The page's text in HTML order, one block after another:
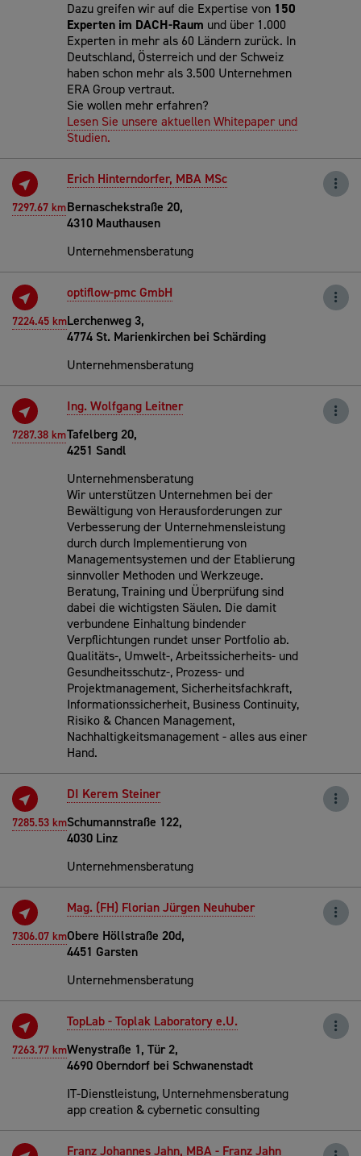
Dazu greifen wir auf die Expertise von 150
Experten im DACH-Raum und über 1.000
Experten in mehr als 60 Ländern zurück. In
Deutschland, Österreich und der Schweiz
haben schon mehr als 3.500 Unternehmen
ERA Group vertraut.
Sie wollen mehr erfahren?
Lesen Sie unsere aktuellen Whitepaper und
Studien.
7297.67 km
Erich Hinterndorfer, MBA MSc
Bernaschekstraße 20,
4310 Mauthausen
Unternehmensberatung
7224.45 km
optiflow-pmc GmbH
Lerchenweg 3,
4774 St. Marienkirchen bei Schärding
Unternehmensberatung
7287.38 km
Ing. Wolfgang Leitner
Tafelberg 20,
4251 Sandl
Unternehmensberatung
Wir unterstützen Unternehmen bei der
Bewältigung von Herausforderungen zur
Verbesserung der Unternehmensleistung
durch durch Implementierung von
Managementsystemen und der Etablierung
sinnvoller Methoden und Werkzeuge.
Beratung, Training und Überprüfung sind
dabei die wichtigsten Säulen. Die damit
verbundene Einhaltung bindender
Verpflichtungen rundet unser Portfolio ab.
Qualitäts-, Umwelt-, Arbeitssicherheits- und
Gesundheitsschutz-, Prozess- und
Projektmanagement, Sicherheitsfachkraft,
Informationssicherheit, Business Continuity,
Risiko & Chancen Management,
Nachhaltigkeitsmanagement - alles aus einer
Hand.
7285.53 km
DI Kerem Steiner
Schumannstraße 122,
4030 Linz
Unternehmensberatung
7306.07 km
Mag. (FH) Florian Jürgen Neuhuber
Obere Höllstraße 20d,
4451 Garsten
Unternehmensberatung
7263.77 km
TopLab - Toplak Laboratory e.U.
Wenystraße 1, Tür 2,
4690 Oberndorf bei Schwanenstadt
IT-Dienstleistung, Unternehmensberatung
app creation & cybernetic consulting
Franz Johannes Jahn, MBA - Franz Jahn